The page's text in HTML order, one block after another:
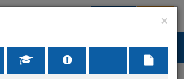
Figure 8 Puffr Diş Sorunu
×